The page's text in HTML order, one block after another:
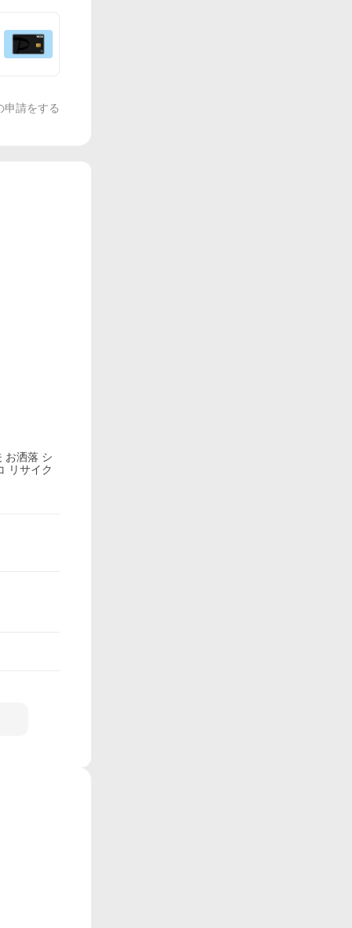
申請をする
お洒落 シ
リサイク